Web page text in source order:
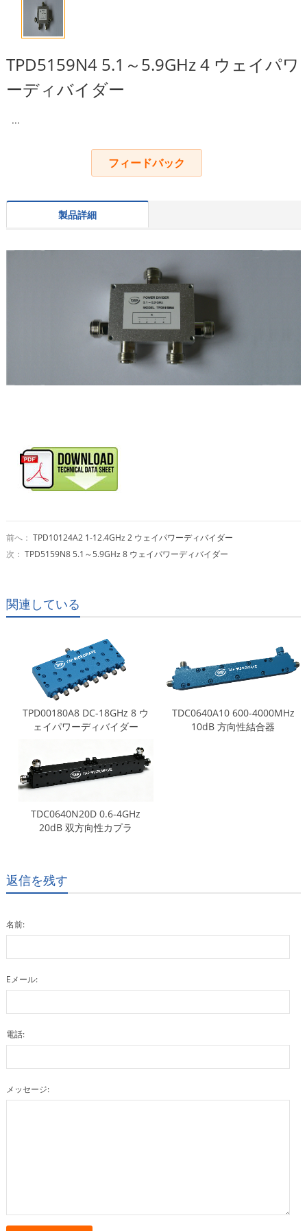
TPD5159N4 5.1～5.9GHz 4 ウェイパワ
ーディバイダー
...
フィードバック
製品詳細
前へ： TPD10124A2 1-12.4GHz 2 ウェイパワーディバイダー
次： TPD5159N8 5.1～5.9GHz 8 ウェイパワーディバイダー
関連している
TPD00180A8 DC-18GHz 8 ウ
ェイパワーディバイダー
TDC0640A10 600-4000MHz
10dB 方向性結合器
TDC0640N20D 0.6-4GHz
20dB 双方向性カプラ
返信を残す
名前:
Eメール:
電話:
メッセージ: